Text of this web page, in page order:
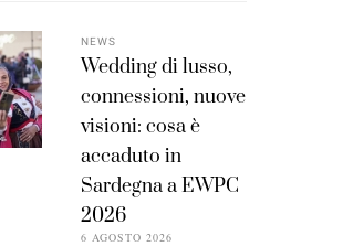
NEWS
Wedding di lusso,
connessioni, nuove
visioni: cosa è
accaduto in
Sardegna a EWPC
2026
6 AGOSTO 2026